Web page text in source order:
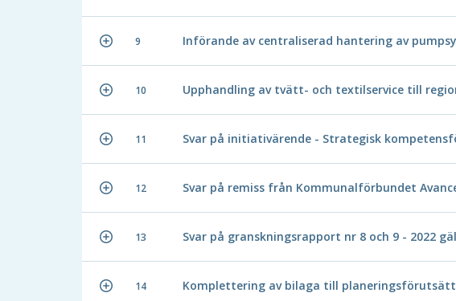
9 Införande av centraliserad hantering av
10 Upphandling av tvätt- och textilservice till
11 Svar på initiativärende - Strategisk
12 Svar på remiss från Kommunalförbundet
13 Svar på granskningsrapport nr 8 och 9 - 2022
14 Komplettering av bilaga till